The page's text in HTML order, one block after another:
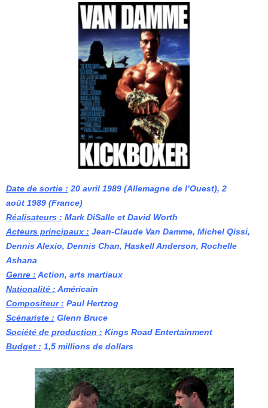
Date de sortie : 20 avril 1989 (Allemagne de l’Ouest), 2
août 1989 (France)
Réalisateurs : Mark DiSalle et David Worth
Acteurs principaux : Jean-Claude Van Damme, Michel Qissi,
Dennis Alexio, Dennis Chan, Haskell Anderson, Rochelle
Ashana
Genre : Action, arts martiaux
Nationalité : Américain
Compositeur : Paul Hertzog
Scénariste : Glenn Bruce
Société de production : Kings Road Entertainment
Budget : 1,5 millions de dollars